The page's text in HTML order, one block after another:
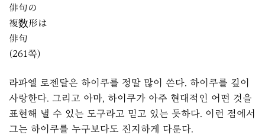
俳句の
複数形は
俳句
(261쪽)
라파엘 로젠달은 하이쿠를 정말 많이 쓴다. 하이쿠를 깊이
사랑한다. 그리고 아마, 하이쿠가 아주 현대적인 어떤 것을
표현해 낼 수 있는 도구라고 믿고 있는 듯하다. 이런 점에서
그는 하이쿠를 누구보다도 진지하게 다룬다.